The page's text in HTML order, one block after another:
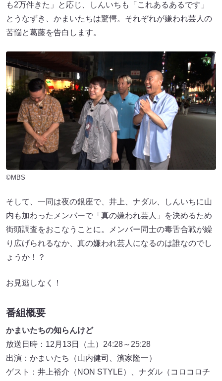
も2万件きた」と応じ、しんいちも「これあるあるです」
とうなずき、かまいたちは驚愕。それぞれが嫌われ芸人の
苦悩と葛藤を告白します。
©MBS
そして、一同は夜の銀座で、井上、ナダル、しんいちに山
内も加わったメンバーで「真の嫌われ芸人」を決めるため
街頭調査をおこなうことに。メンバー同士の毒舌合戦が繰
り広げられるなか、真の嫌われ芸人になるのは誰なのでし
ょうか！？
お見逃しなく！
番組概要
かまいたちの知らんけど
放送日時：12月13日（土）24:28～25:28
出演：かまいたち（山内健司、濱家隆一）
ゲスト：井上裕介（NON STYLE）、ナダル（コロコロチ